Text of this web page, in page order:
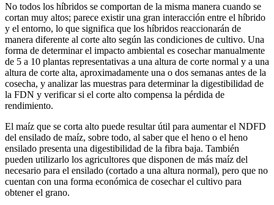
No todos los híbridos se comportan de la misma manera cuando se
cortan muy altos; parece existir una gran interacción entre el híbrido
y el entorno, lo que significa que los híbridos reaccionarán de
manera diferente al corte alto según las condiciones de cultivo. Una
forma de determinar el impacto ambiental es cosechar manualmente
de 5 a 10 plantas representativas a una altura de corte normal y a una
altura de corte alta, aproximadamente una o dos semanas antes de la
cosecha, y analizar las muestras para determinar la digestibilidad de
la FDN y verificar si el corte alto compensa la pérdida de
rendimiento.
El maíz que se corta alto puede resultar útil para aumentar el NDFD
del ensilado de maíz, sobre todo, al saber que el heno o el heno
ensilado presenta una digestibilidad de la fibra baja. También
pueden utilizarlo los agricultores que disponen de más maíz del
necesario para el ensilado (cortado a una altura normal), pero que no
cuentan con una forma económica de cosechar el cultivo para
obtener el grano.